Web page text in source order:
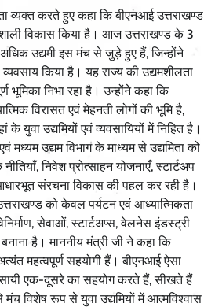
व्यक्त करते हुए कहा कि बीएनआई उत्तराखण्ड
विकास किया है। आज उत्तराखण्ड के 3
उद्यमी इस मंच से जुड़े हुए हैं, जिन्होंने
किया है। यह राज्य की उद्यमशीलता
निभा रहा है। उन्होंने कहा कि
विरासत एवं मेहनती लोगों की भूमि है,
के युवा उद्यमियों एवं व्यवसायियों में निहित है।
मध्यम उद्यम विभाग के माध्यम से उद्यमिता को
निवेश प्रोत्साहन योजनाएँ, स्टार्टअप
संरचना विकास की पहल कर रही है।
को केवल पर्यटन एवं आध्यात्मिकता
सेवाओं, स्टार्टअप्स, वेलनेस इंडस्ट्री
है। माननीय मंत्री जी ने कहा कि
महत्वपूर्ण सहयोगी हैं। बीएनआई ऐसा
एक-दूसरे का सहयोग करते हैं, सीखते हैं
विशेष रूप से युवा उद्यमियों में आत्मविश्वास